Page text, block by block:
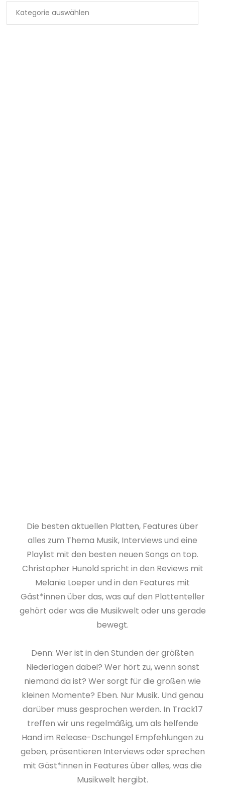
Die besten aktuellen Platten, Features über
alles zum Thema Musik, Interviews und eine
Playlist mit den besten neuen Songs on top.
Christopher Hunold spricht in den Reviews mit
Melanie Loeper und in den Features mit
Gäst*innen über das, was auf den Plattenteller
gehört oder was die Musikwelt oder uns gerade
bewegt.
Denn: Wer ist in den Stunden der größten
Niederlagen dabei? Wer hört zu, wenn sonst
niemand da ist? Wer sorgt für die großen wie
kleinen Momente? Eben. Nur Musik. Und genau
darüber muss gesprochen werden. In Track17
treffen wir uns regelmäßig, um als helfende
Hand im Release-Dschungel Empfehlungen zu
geben, präsentieren Interviews oder sprechen
mit Gäst*innen in Features über alles, was die
Musikwelt hergibt.